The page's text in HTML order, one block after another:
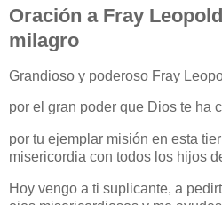
Oración a Fray
milagro
Grandioso y poderoso Fray
por el gran poder que Dios te ha
por tu ejemplar misión en esta
misericordia con todos los hijos
Hoy vengo a ti suplicante, a